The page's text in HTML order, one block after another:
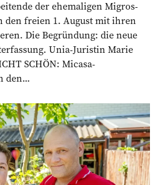
der ehemaligen Migros-
den freien 1. August mit ihren
Die Begründung: die neue
Unia-Juristin Marie
SCHÖN: Micasa-
den...